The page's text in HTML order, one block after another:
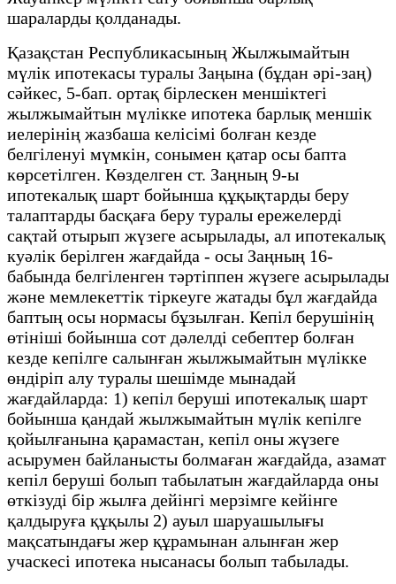
шараларды қолданады.
Қазақстан Республикасының Жылжымайтын
мүлік ипотекасы туралы Заңына (бұдан әрі-заң)
сәйкес, 5-бап. ортақ бірлескен меншіктегі
жылжымайтын мүлікке ипотека барлық меншік
иелерінің жазбаша келісімі болған кезде
белгіленуі мүмкін, сонымен қатар осы бапта
көрсетілген. Көзделген ст. Заңның 9-ы
ипотекалық шарт бойынша құқықтарды беру
талаптарды басқаға беру туралы ережелерді
сақтай отырып жүзеге асырылады, ал ипотекалық
куәлік берілген жағдайда - осы Заңның 16-
бабында белгіленген тәртіппен жүзеге асырылады
және мемлекеттік тіркеуге жатады бұл жағдайда
баптың осы нормасы бұзылған. Кепіл берушінің
өтініші бойынша сот дәлелді себептер болған
кезде кепілге салынған жылжымайтын мүлікке
өндіріп алу туралы шешімде мынадай
жағдайларда: 1) кепіл беруші ипотекалық шарт
бойынша қандай жылжымайтын мүлік кепілге
қойылғанына қарамастан, кепіл оны жүзеге
асырумен байланысты болмаған жағдайда, азамат
кепіл беруші болып табылатын жағдайларда оны
өткізуді бір жылға дейінгі мерзімге кейінге
қалдыруға құқылы 2) ауыл шаруашылығы
мақсатындағы жер құрамынан алынған жер
учаскесі ипотека нысанасы болып табылады.